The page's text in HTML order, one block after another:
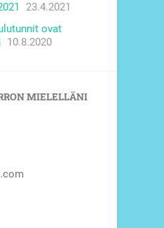
23.4.2021
ovat
10.8.2020
MIELELLÄNI